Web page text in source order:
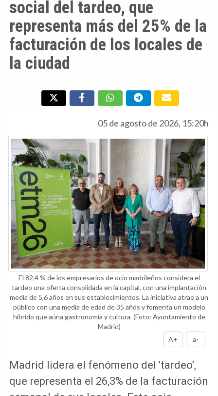
social del tardeo, que
representa más del 25% de la
facturación de los locales de
la ciudad
05 de agosto de 2026, 15:20h
El 82,4 % de los empresarios de ocio madrileños considera el
tardeo una oferta consolidada en la capital, con una implantación
media de 5,6 años en sus establecimientos. La iniciativa atrae a un
público con una media de edad de 35 años y fomenta un modelo
híbrido que aúna gastronomía y cultura.(Foto: Ayuntamiento de
Madrid)
A+
a-
Madrid lidera el fenómeno del 'tardeo',
que representa el 26,3% de la facturación